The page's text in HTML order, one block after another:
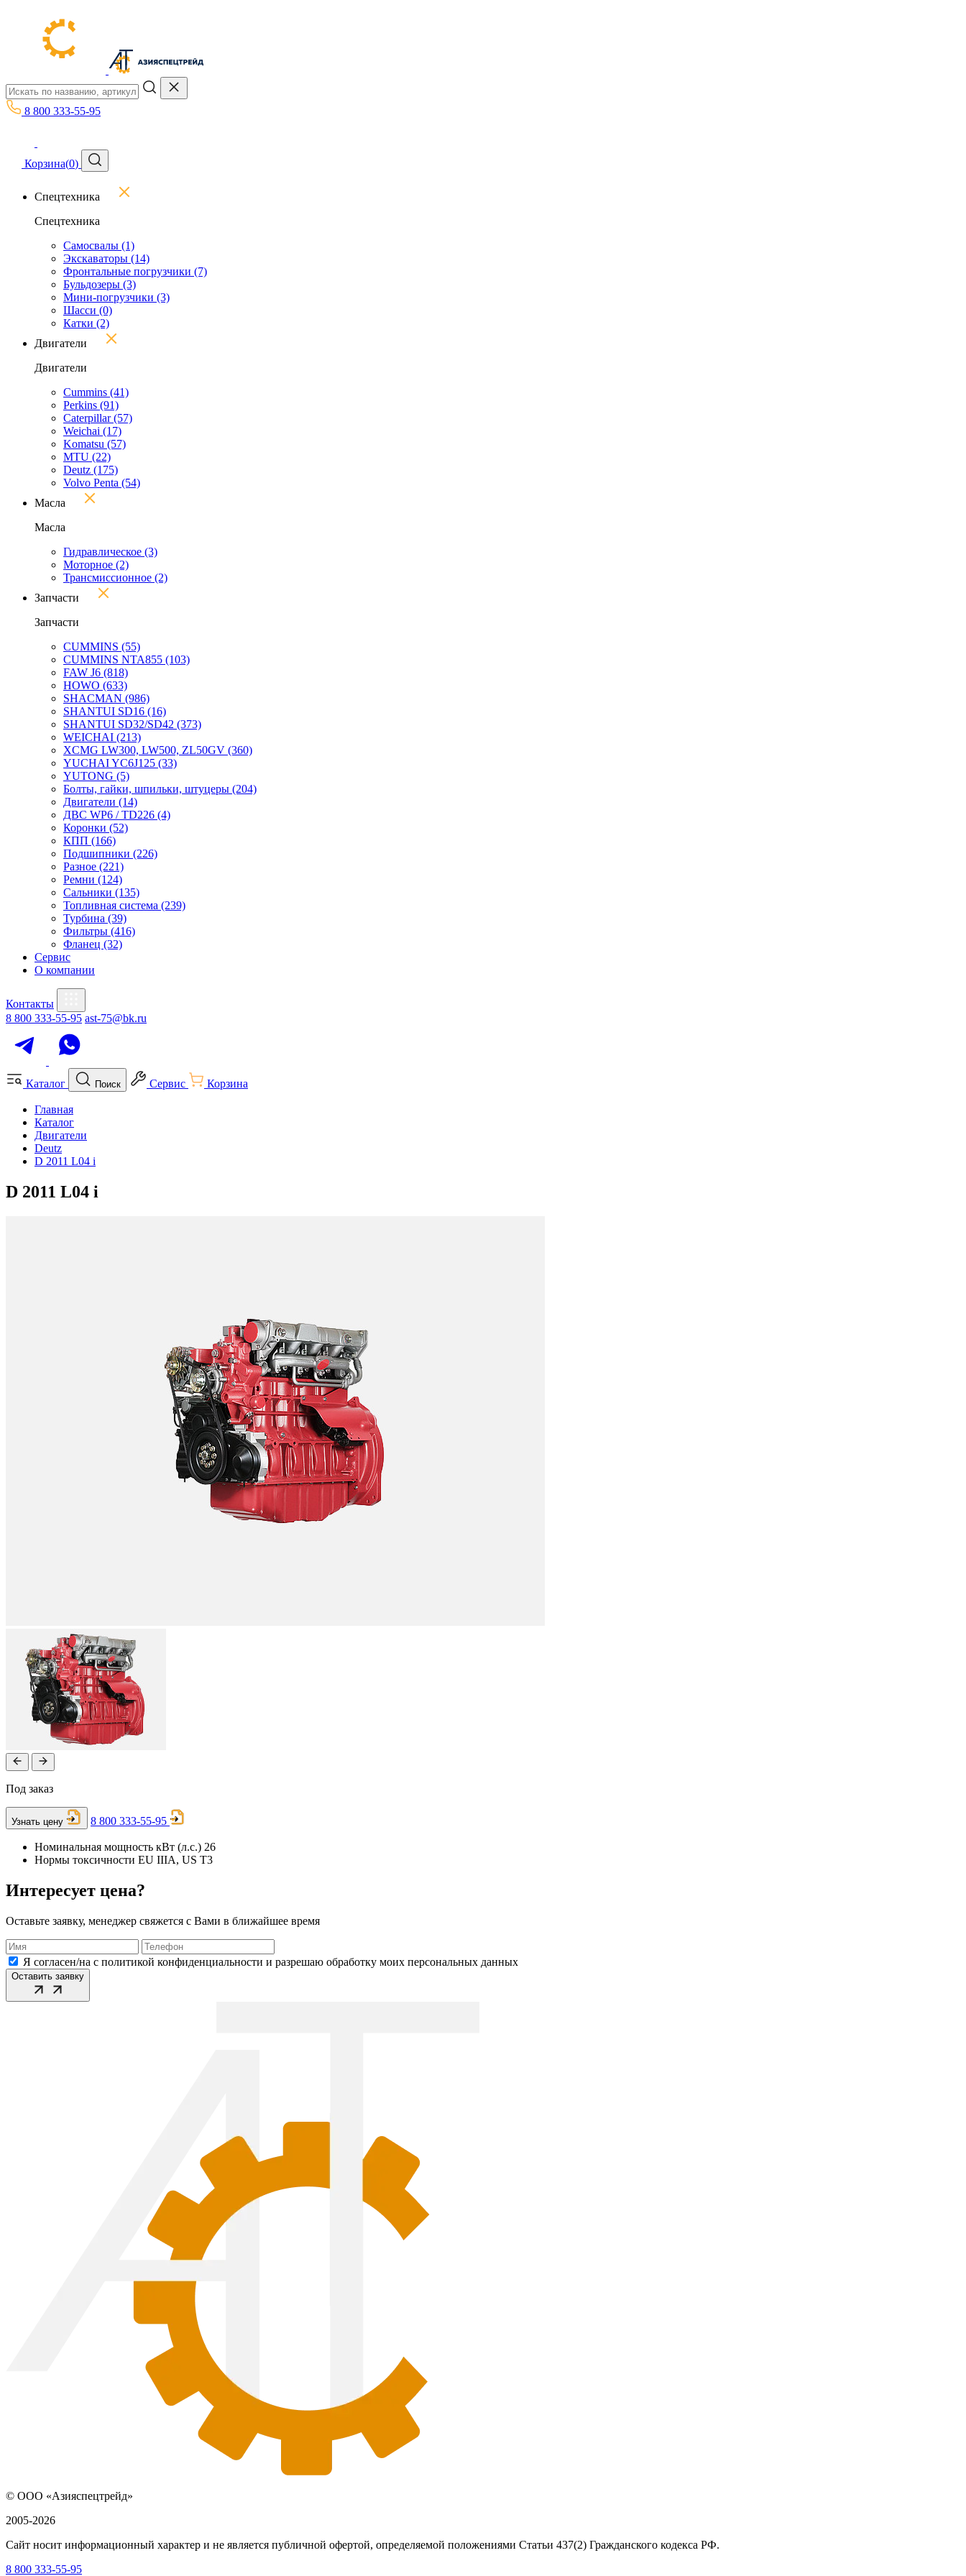
8 800 333-55-95
Корзина(0)
Спецтехника
Спецтехника
Самосвалы (1)
Экскаваторы (14)
Фронтальные погрузчики (7)
Бульдозеры (3)
Мини-погрузчики (3)
Шасси (0)
Катки (2)
Двигатели
Двигатели
Cummins (41)
Perkins (91)
Caterpillar(57)
Weichai (17)
Komatsu (57)
MTU (22)
Deutz (175)
Volvo Penta (54)
Масла
Масла
Гидравлическое (3)
Моторное (2)
Трансмиссионное (2)
Запчасти
Запчасти
CUMMINS (55)
CUMMINS NTA855 (103)
FAW J6 (818)
HOWO (633)
SHACMAN (986)
SHANTUI SD16 (16)
SHANTUI SD32/SD42 (373)
WEICHAI (213)
XCMG LW300, LW500, ZL50GV (360)
YUCHAI YC6J125 (33)
YUTONG (5)
Болты, гайки, шпильки, штуцеры (204)
Двигатели (14)
ДВС WP6 / TD226 (4)
Коронки (52)
КПП (166)
Подшипники (226)
Разное (221)
Ремни (124)
Сальники (135)
Топливная система (239)
Турбина (39)
Фильтры (416)
Фланец (32)
Сервис
О компании
Контакты
8 800 333-55-95 ast-75@bk.ru
Каталог Поиск Сервис Корзина
Главная
Каталог
Двигатели
Deutz
D 2011 L04 i
D 2011 L04 i
Под заказ
Узнать цену 8 800 333-55-95
Номинальная мощность кВт (л.с.) 26
Нормы токсичности EU IIIA, US T3
Интересует цена?
Оставьте заявку, менеджер свяжется с Вами в ближайшее время
Я согласен/на с политикой конфиденциальности и разрешаю обработку моих персональных данных
Оставить заявку
© ООО «Азияспецтрейд»
2005-2026
Сайт носит информационный характер и не является публичной офертой, определяемой положениями Статьи 437(2) Гражданского кодекса РФ.
8 800 333-55-95